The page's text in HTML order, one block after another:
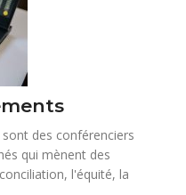
des conférenciers
qui mènent des
l'équité, la